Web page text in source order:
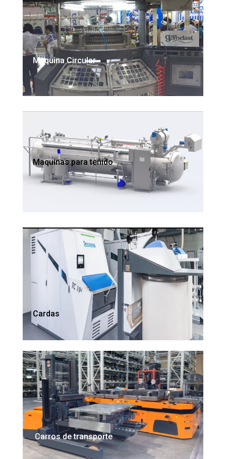
Maquina Circular
Maquinas para teñido
Cardas
Carros de transporte